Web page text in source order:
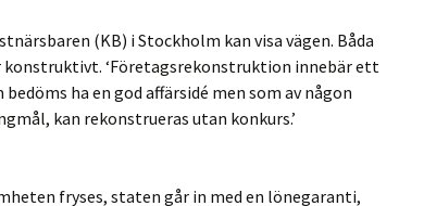
(KB) i Stockholm kan visa vägen. Båda
‘Företagsrekonstruktion innebär ett
ha en god affärsidé men som av någon
kan rekonstrueras utan konkurs.’
fryses, staten går in med en lönegaranti,